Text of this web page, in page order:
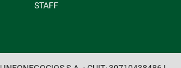
STAFF